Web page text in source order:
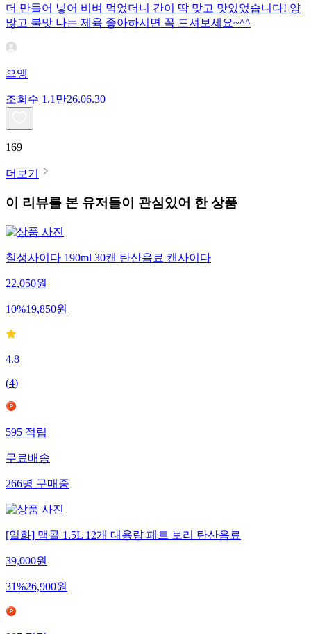
더 만들어 넣어 비벼 먹었더니 간이 딱 맞고 맛있었습니다! 양
많고 불맛 나는 제육 좋아하시면 꼭 드셔보세요~^^
으앵
조회수 1.1만26.06.30
169
더보기
이 리뷰를 본 유저들이 관심있어 한 상품
칠성사이다 190ml 30캔 탄산음료 캔사이다
22,050원
10%19,850원
4.8
(4)
595 적립
무료배송
266명 구매중
[일화] 맥콜 1.5L 12개 대용량 페트 보리 탄산음료
39,000원
31%26,900원